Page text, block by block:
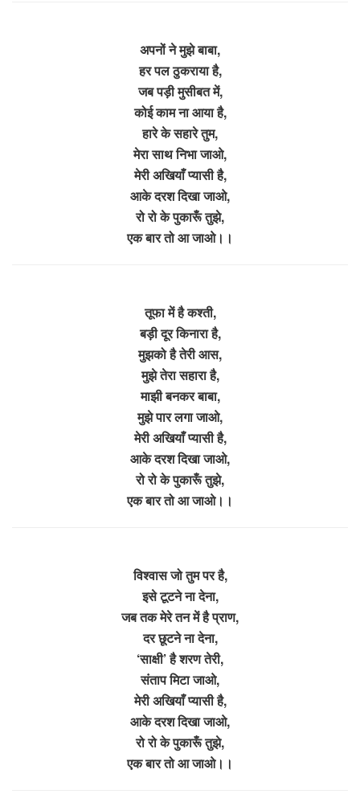
अपनों ने मुझे बाबा,
हर पल ठुकराया है,
जब पड़ी मुसीबत में,
कोई काम ना आया है,
हारे के सहारे तुम,
मेरा साथ निभा जाओ,
मेरी अखियाँ प्यासी है,
आके दरश दिखा जाओ,
रो रो के पुकारूँ तुझे,
एक बार तो आ जाओ।।
तूफा में है कश्ती,
बड़ी दूर किनारा है,
मुझको है तेरी आस,
मुझे तेरा सहारा है,
माझी बनकर बाबा,
मुझे पार लगा जाओ,
मेरी अखियाँ प्यासी है,
आके दरश दिखा जाओ,
रो रो के पुकारूँ तुझे,
एक बार तो आ जाओ।।
विश्वास जो तुम पर है,
इसे टूटने ना देना,
जब तक मेरे तन में है प्राण,
दर छूटने ना देना,
‘साक्षी’ है शरण तेरी,
संताप मिटा जाओ,
मेरी अखियाँ प्यासी है,
आके दरश दिखा जाओ,
रो रो के पुकारूँ तुझे,
एक बार तो आ जाओ।।